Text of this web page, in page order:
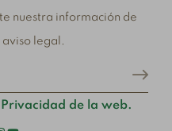
nuestra información de
aviso legal.
de la web.